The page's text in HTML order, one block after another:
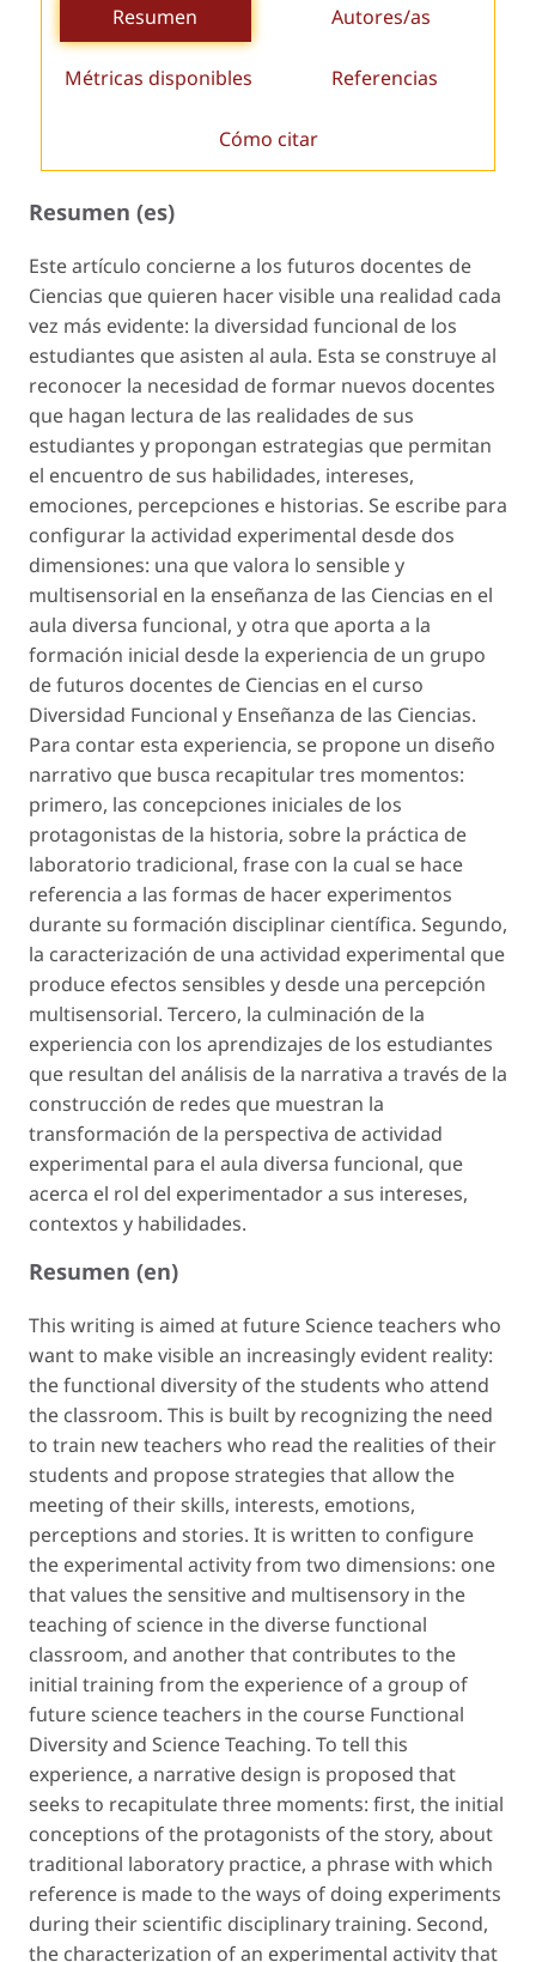
Resumen Autores/as
Métricas disponibles Referencias
Cómo citar
Resumen (es)
Este artículo concierne a los futuros docentes de
Ciencias que quieren hacer visible una realidad cada
vez más evidente: la diversidad funcional de los
estudiantes que asisten al aula. Esta se construye al
reconocer la necesidad de formar nuevos docentes
que hagan lectura de las realidades de sus
estudiantes y propongan estrategias que permitan
el encuentro de sus habilidades, intereses,
emociones, percepciones e historias. Se escribe para
configurar la actividad experimental desde dos
dimensiones: una que valora lo sensible y
multisensorial en la enseñanza de las Ciencias en el
aula diversa funcional, y otra que aporta a la
formación inicial desde la experiencia de un grupo
de futuros docentes de Ciencias en el curso
Diversidad Funcional y Enseñanza de las Ciencias.
Para contar esta experiencia, se propone un diseño
narrativo que busca recapitular tres momentos:
primero, las concepciones iniciales de los
protagonistas de la historia, sobre la práctica de
laboratorio tradicional, frase con la cual se hace
referencia a las formas de hacer experimentos
durante su formación disciplinar científica. Segundo,
la caracterización de una actividad experimental que
produce efectos sensibles y desde una percepción
multisensorial. Tercero, la culminación de la
experiencia con los aprendizajes de los estudiantes
que resultan del análisis de la narrativa a través de la
construcción de redes que muestran la
transformación de la perspectiva de actividad
experimental para el aula diversa funcional, que
acerca el rol del experimentador a sus intereses,
contextos y habilidades.
Resumen (en)
This writing is aimed at future Science teachers who
want to make visible an increasingly evident reality:
the functional diversity of the students who attend
the classroom. This is built by recognizing the need
to train new teachers who read the realities of their
students and propose strategies that allow the
meeting of their skills, interests, emotions,
perceptions and stories. It is written to configure
the experimental activity from two dimensions: one
that values the sensitive and multisensory in the
teaching of science in the diverse functional
classroom, and another that contributes to the
initial training from the experience of a group of
future science teachers in the course Functional
Diversity and Science Teaching. To tell this
experience, a narrative design is proposed that
seeks to recapitulate three moments: first, the initial
conceptions of the protagonists of the story, about
traditional laboratory practice, a phrase with which
reference is made to the ways of doing experiments
during their scientific disciplinary training. Second,
the characterization of an experimental activity that